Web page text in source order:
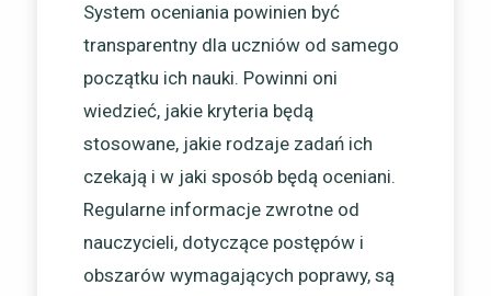
System oceniania powinien być
transparentny dla uczniów od samego
początku ich nauki. Powinni oni
wiedzieć, jakie kryteria będą
stosowane, jakie rodzaje zadań ich
czekają i w jaki sposób będą oceniani.
Regularne informacje zwrotne od
nauczycieli, dotyczące postępów i
obszarów wymagających poprawy, są